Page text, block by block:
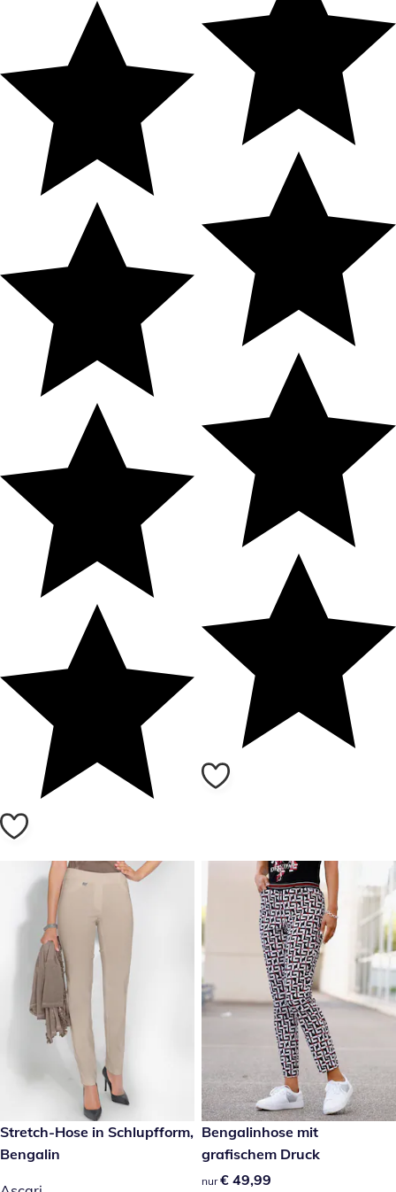
€ 89,99
Stretch-Hose in Schlupfform,
Bengalin
€ 49,99
Bengalinhose mit
grafischem Druck
€ 49,99
nur € 49,99